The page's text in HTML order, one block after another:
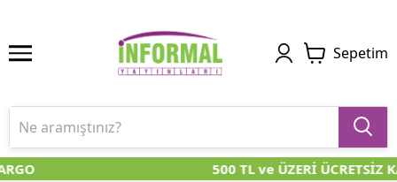
Sepetim
500 TL ve ÜZERİ ÜCRETSİZ